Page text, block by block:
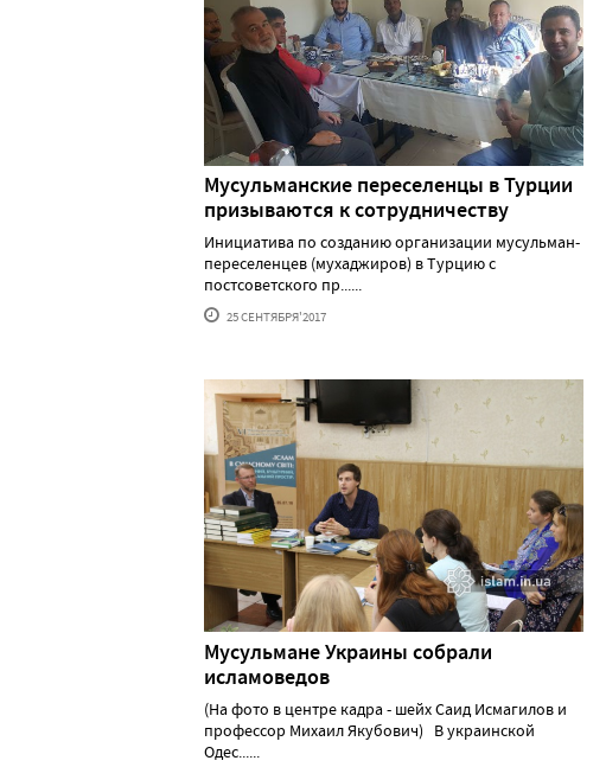
Мусульманские переселенцы в Турции
призываются к сотрудничеству
Инициатива по созданию организации мусульман-
переселенцев (мухаджиров) в Турцию с
постсоветского пр......
25 СЕНТЯБРЯ'2017
Мусульмане Украины собрали
исламоведов
(На фото в центре кадра - шейх Саид Исмагилов и
профессор Михаил Якубович) В украинской
Одес......